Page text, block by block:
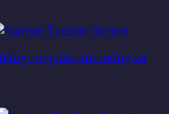
rụng tóc, tóc mỏng và